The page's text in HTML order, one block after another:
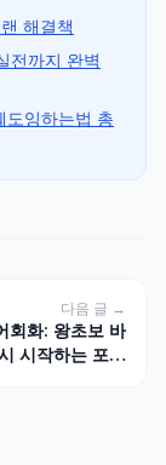
해결책
전까지 완벽
도잉하는법 총
다음 글 →
회화: 왕초보 바
시작하는 포기